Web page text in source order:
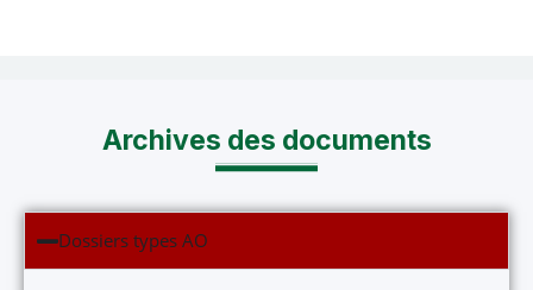
Archives des documents
Dossiers types AO